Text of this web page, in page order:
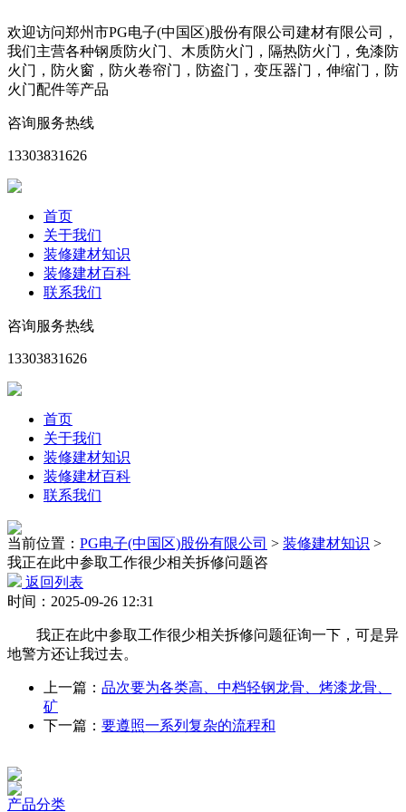
欢迎访问郑州市PG电子(中国区)股份有限公司建材有限公司，
我们主营各种钢质防火门、木质防火门，隔热防火门，免漆防
火门，防火窗，防火卷帘门，防盗门，变压器门，伸缩门，防
火门配件等产品
咨询服务热线
13303831626
首页
关于我们
装修建材知识
装修建材百科
联系我们
咨询服务热线
13303831626
首页
关于我们
装修建材知识
装修建材百科
联系我们
当前位置： PG电子(中国区)股份有限公司 > 装修建材知识 >
我正在此中参取工作很少相关拆修问题咨
返回列表
时间：2025-09-26 12:31
我正在此中参取工作很少相关拆修问题征询一下，可是异
地警方还让我过去。
上一篇： 品次要为各类高、中档轻钢龙骨、烤漆龙骨、
矿
下一篇： 要遵照一系列复杂的流程和
产品分类